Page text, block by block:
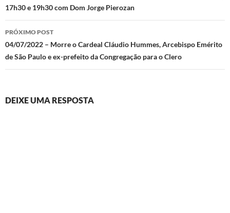
17h30 e 19h30 com Dom Jorge Pierozan
PRÓXIMO POST
04/07/2022 – Morre o Cardeal Cláudio Hummes, Arcebispo Emérito
de São Paulo e ex-prefeito da Congregação para o Clero
DEIXE UMA RESPOSTA